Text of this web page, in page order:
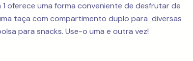
oferece uma forma conveniente de desfrutar de
taça com compartimento duplo para diversas
para snacks. Use-o uma e outra vez!